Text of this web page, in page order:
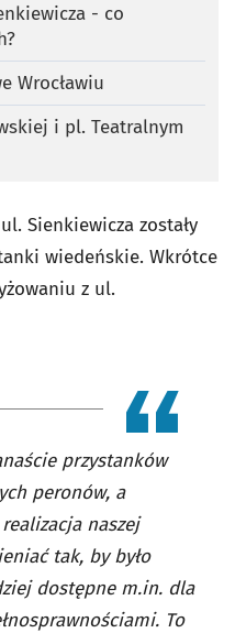
- co
Wrocławiu
i pl. Teatralnym
Sienkiewicza zostały
wiedeńskie. Wkrótce
z ul.
przystanków
peronów, a
naszej
tak, by było
dostępne m.in. dla
To